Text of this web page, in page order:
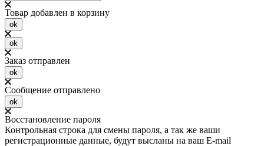
Товар добавлен в корзину
ok
ok
Заказ отправлен
ok
Сообщение отправлено
ok
Восстановление пароля
Контрольная строка для смены пароля, а так же ваши
регистрационные данные, будут высланы на ваш E-mail